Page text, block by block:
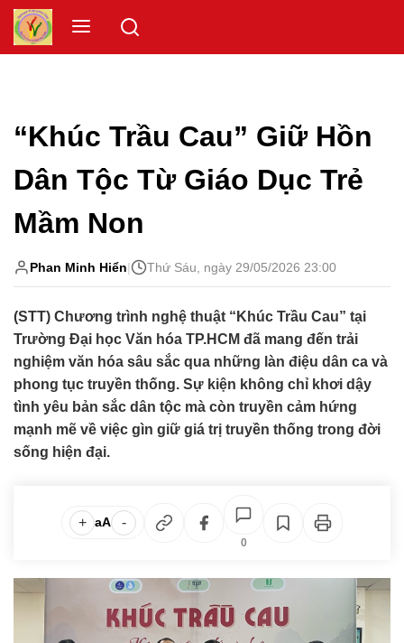
Skip
content
Menu
“Khúc Trầu Cau” Giữ Hồn
Dân Tộc Từ Giáo Dục Trẻ
Mầm Non
Phan Minh Hiển| Thứ Sáu, ngày 29/05/2026 23:00
(STT) Chương trình nghệ thuật “Khúc Trầu Cau” tại
Trường Đại học Văn hóa TP.HCM đã mang đến trải
nghiệm văn hóa sâu sắc qua những làn điệu dân ca và
phong tục truyền thống. Sự kiện không chỉ khơi dậy
tình yêu bản sắc dân tộc mà còn truyền cảm hứng
mạnh mẽ về việc gìn giữ giá trị truyền thống trong đời
sống hiện đại.
+ aA -
0